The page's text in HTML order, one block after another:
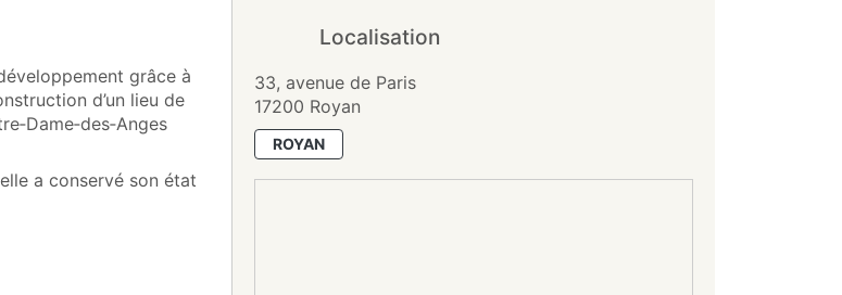
grâce à
d’un lieu de
a conservé son état
Localisation
33, avenue de Paris
17200 Royan
ROYAN